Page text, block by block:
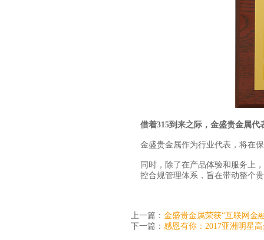
借着315到来之际，金盛贵金属
金盛贵金属作为行业代表，将在
同时，除了在产品体验和服务上
控合规管理体系，旨在带动整个
上一篇： 金盛贵金属荣获“互联网金
下一篇： 感恩有你：2017亚洲明星